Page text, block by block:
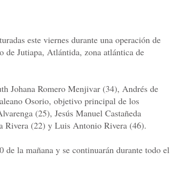
este viernes durante una operación de
de Jutiapa, Atlántida, zona atlántica de
Johana Romero Menjivar (34), Andrés de
Osorio, objetivo principal de los
(25), Jesús Manuel Castañeda
Rivera (22) y Luis Antonio Rivera (46).
la mañana y se continuarán durante todo el